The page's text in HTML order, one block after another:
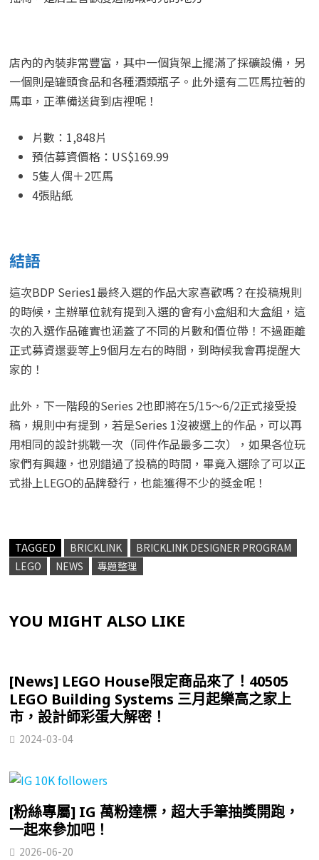
店內的內裝非常豐富，其中一個貨架上擺滿了採礦設備，另
一個則是罐頭食品和各種酒類瓶子。此外還有二匹馬拉著的
馬車，正準備送貨到店裡呢！
片數：1,848片
預估募資價格：US$169.99
5隻人偶＋2匹馬
4張貼紙
結語
這次BDP Series1最終入選的作品大家喜歡嗎？在投稿規則
的時候，主辦單位就有提到入選的會有小盒組和大盒組，這
次的入選作品確實也涵蓋了不同的片數和價位帶！不過距離
正式募資還要等上9個月左右的時間，到時候我會再提醒大
家的！
此外，下一階段的Series 2也即將在5/15～6/2正式接受投
稿，規則中有提到，若是Series 1沒被選上的作品，可以再
用相同的設計挑戰一次（同件作品最多二次），如果各位玩
家們有興趣，也別錯過了投稿的時間，畢竟入選除了可以正
式掛上LEGO的品牌發行，也能獲得不少的獎金呢！
TAGGED BRICKLINK
BRICKLINK DESIGNER PROGRAM
LEGO
NEWS 專題整理
YOU MIGHT ALSO LIKE
[News] LEGO House限定商品來了！40505
LEGO Building Systems 三月起樂高之家上
市，設計師彩蛋大解密！
2024-03-04
[粉絲專屬] IG 萬粉達標，超大手筆抽獎開跑，
一起來參加吧！
2026-06-20